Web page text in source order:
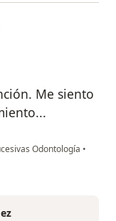
Me siento
Odontología •